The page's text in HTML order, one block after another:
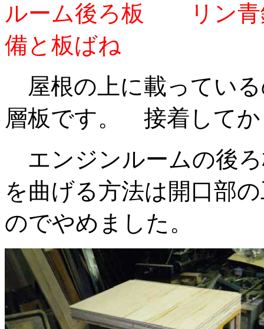
ルーム後ろ板 リン
備と板ばね
屋根の上に載ってい
層板です。 接着して
エンジンルームの後
を曲げる方法は開口部
のでやめました。